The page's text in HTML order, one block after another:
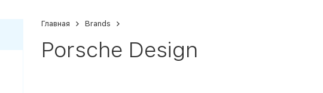
Главная Brands
Porsche Design